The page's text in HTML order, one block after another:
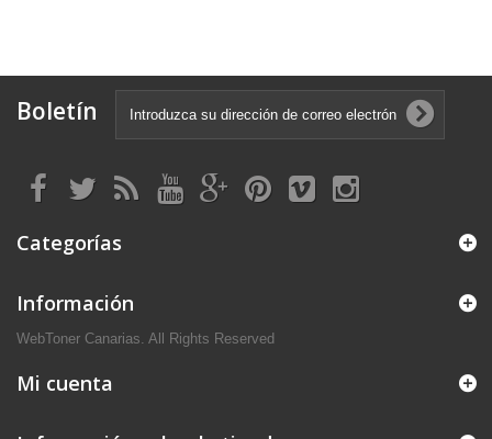
Boletín
Categorías
Información
WebToner Canarias. All Rights Reserved
Mi cuenta